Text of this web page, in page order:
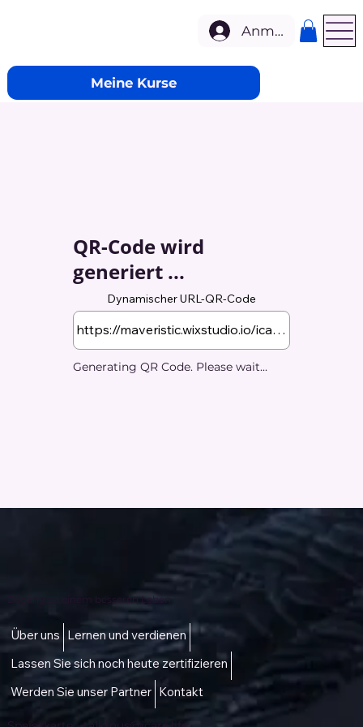
Meine Kurse
Anmelden
QR-Code wird
generiert ...
Dynamischer URL-QR-Code
Generating QR Code. Please wait...
Zugang zu einem besseren Leben
Über uns Lernen und verdienen
Lassen Sie sich noch heute zertifizieren
Werden Sie unser Partner Kontakt